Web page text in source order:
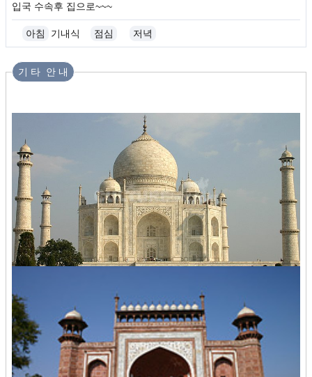
입국 수속후 집으로~~~
아침 기내식 점심 저녁
기 타 안 내